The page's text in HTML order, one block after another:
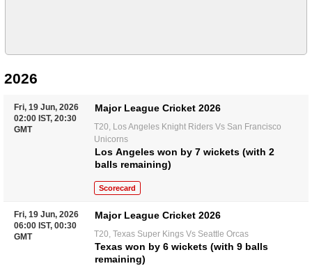
2026
Fri, 19 Jun, 2026
02:00 IST, 20:30
GMT
Major League Cricket 2026
T20, Los Angeles Knight Riders Vs San Francisco
Unicorns
Los Angeles won by 7 wickets (with 2
balls remaining)
Scorecard
Fri, 19 Jun, 2026
06:00 IST, 00:30
GMT
Major League Cricket 2026
T20, Texas Super Kings Vs Seattle Orcas
Texas won by 6 wickets (with 9 balls
remaining)